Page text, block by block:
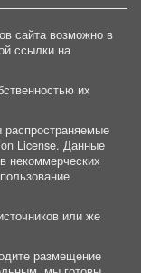
сайта возможно в
ссылки на
их
распространяемые
License. Данные
некоммерческих
или же
размещение